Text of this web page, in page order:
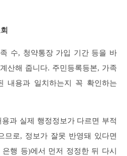
수, 청약통장 가입 기간 등을 바
산해 줍니다. 주민등록등본, 가족
내용과 일치하는지 꼭 확인하는
과 실제 행정정보가 다르면 부적
므로, 정보가 잘못 반영돼 있다면
행 등)에서 먼저 정정한 뒤 다시